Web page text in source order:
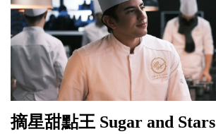
摘星甜點王 Sugar and Stars